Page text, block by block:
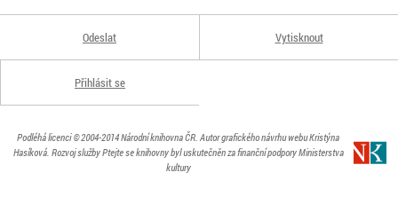
Odeslat Vytisknout
Přihlásit se
Podléhá licenci© 2004-2014Národní knihovna ČR. Autor grafického návrhu webu Kristýna
Hasíková. Rozvoj služby Ptejte se knihovny byl uskutečněn za finanční podpory Ministerstva
kultury